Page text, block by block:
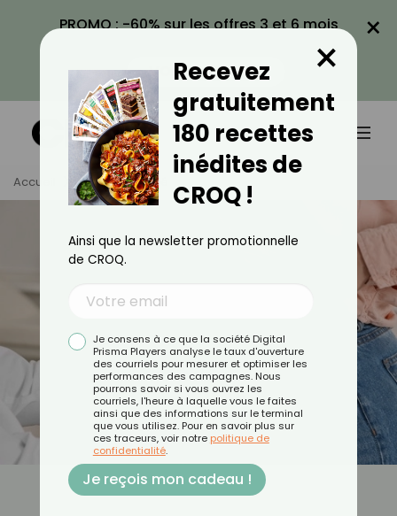
PROMO : -60% sur les offres 3 et 6 mois
VOIR LA PROMO
×
Accueil Tag Obésité
Recevez
gratuitement
180 recettes
inédites de
CROQ !
×
Ainsi que la newsletter promotionnelle
de CROQ.
Je consens à ce que la société Digital
Prisma Players analyse le taux d'ouverture
des courriels pour mesurer et optimiser les
performances des campagnes. Nous
pourrons savoir si vous ouvrez les
courriels, l'heure à laquelle vous le faites
ainsi que des informations sur le terminal
que vous utilisez. Pour en savoir plus sur
ces traceurs, voir notre politique de
confidentialité.
Je reçois mon cadeau !